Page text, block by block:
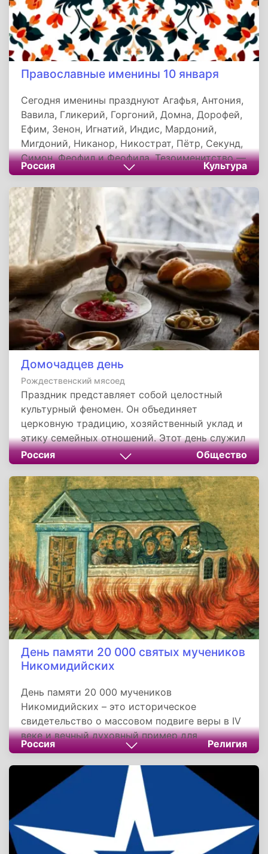
Православные именины 10 января
Сегодня именины празднуют Агафья, Антония,
Вавила, Гликерий, Горгоний, Домна, Дорофей,
Ефим, Зенон, Игнатий, Индис, Мардоний,
Мигдоний, Никанор, Никострат, Пётр, Секунд,
Симон, Феофил и Феофила. Тезоименитство —
это не просто день рождения, а духовное
событие, напоминание о связи с небесным
покровителем, чья жизнь, вера и подвиг
служат примером и вдохновением для
каждого, кто носит его имя.
Россия Культура
Домочадцев день
Рождественский мясоед
Праздник представляет собой целостный
культурный феномен. Он объединяет
церковную традицию, хозяйственный уклад и
этику семейных отношений. Этот день служил
напоминанием о том, что подлинное
богатство заключается не только в обильном
столе после поста, но и в мире, согласии и
совместном труде рядом с самыми близкими
людьми.
Россия Общество
День памяти 20 000 святых мучеников
Никомидийских
День памяти 20 000 мучеников
Никомидийских – это историческое
свидетельство о массовом подвиге веры в IV
веке и вечный духовный пример для
христиан. Их добровольный выбор остаться
верными своим убеждениям даже ценою
жизни продолжает нести мощное послание о
силе человеческого духа и глубине
преданности идеалам.
Россия Религия